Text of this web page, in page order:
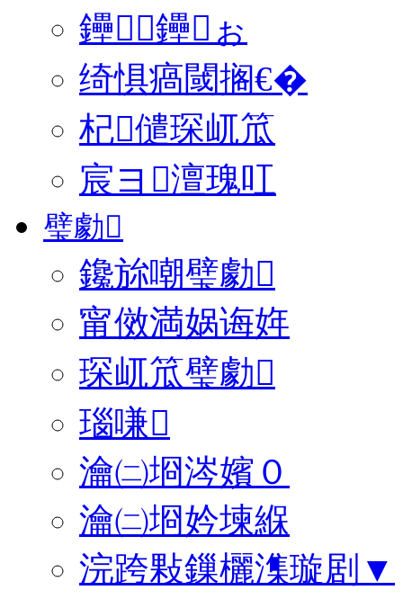
鑸┖鑸ぉ
绮惧瘑閾搁€�
杞儙琛屼笟
宸ヨ澶瑰叿
璧勮
鑱旀嘲璧勮
甯傚満娲诲姩
琛屼笟璧勮
瑙嗛
瀹㈡埛涔嬪０
瀹㈡埛妗堜緥
浣跨敤鏁欐潗璇剧▼